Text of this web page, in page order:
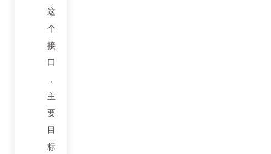
这
个
接
口
，
主
要
目
标